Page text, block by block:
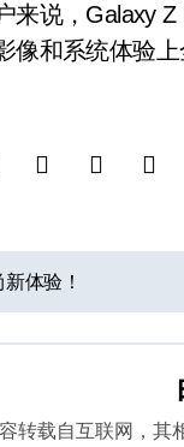
说，Galaxy Z
像和系统体验
体验！
转载自互联网，